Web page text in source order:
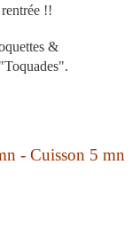
!!
&
- Cuisson 5 mn